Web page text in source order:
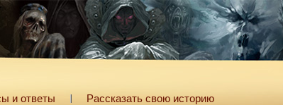
и ответы Рассказать свою историю